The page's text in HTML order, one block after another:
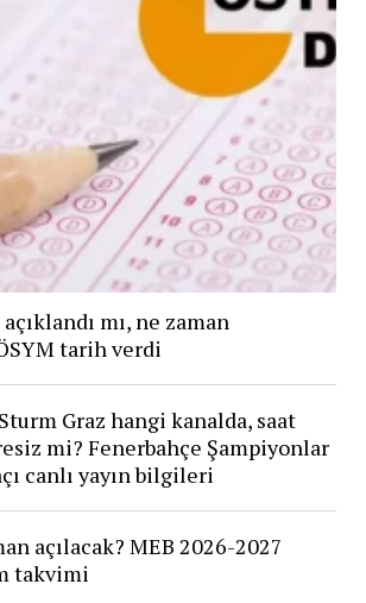
mı, ne zaman
tarih verdi
Graz hangi kanalda, saat
mi? Fenerbahçe Şampiyonlar
canlı yayın bilgileri
açılacak? MEB 2026-2027
takvimi